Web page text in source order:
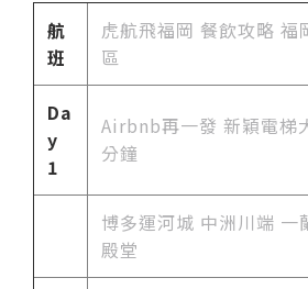
航
班
虎航飛福岡 餐飲攻略 福
區
Da
y
1
Airbnb再一發 新穎電梯
分鐘
博多運河城 中洲川端 一
殿堂